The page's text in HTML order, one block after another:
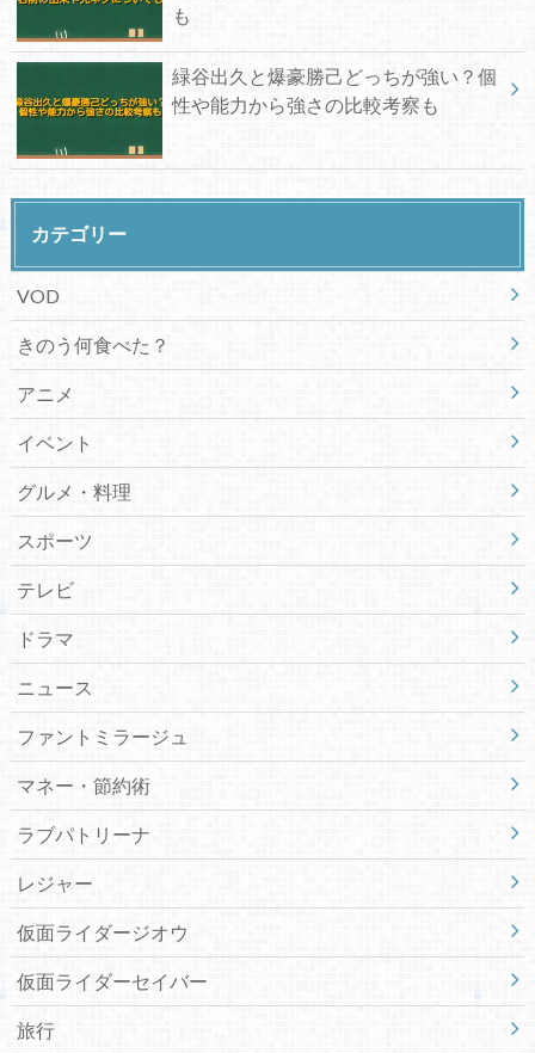
も
緑谷出久と爆豪勝己どっちが強い？個
性や能力から強さの比較考察も
カテゴリー
VOD
きのう何食べた？
アニメ
イベント
グルメ・料理
スポーツ
テレビ
ドラマ
ニュース
ファントミラージュ
マネー・節約術
ラブパトリーナ
レジャー
仮面ライダージオウ
仮面ライダーセイバー
旅行